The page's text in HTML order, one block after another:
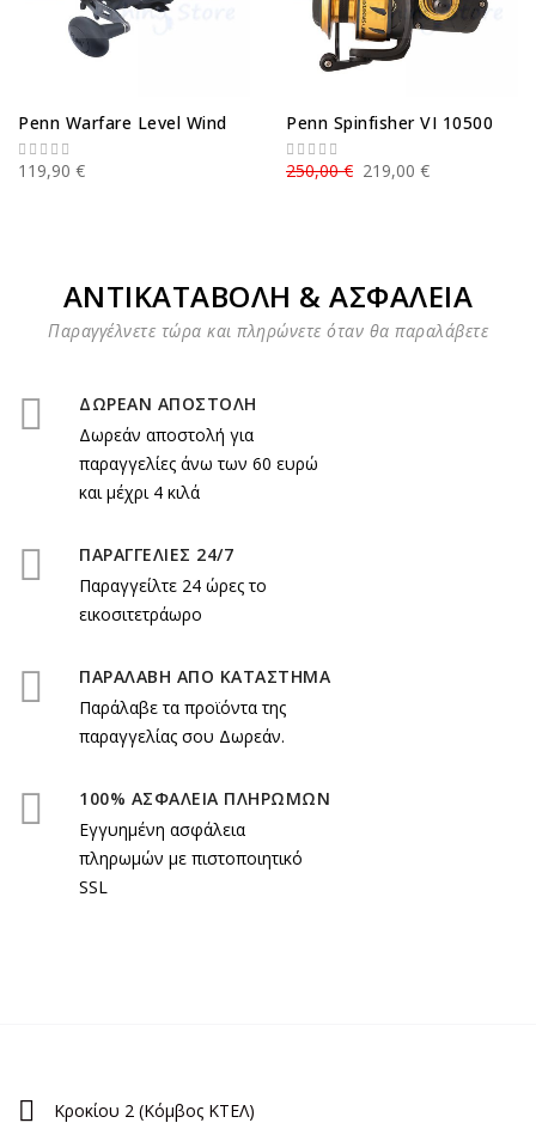
Penn Warfare Level Wind
119,90 €
Penn Spinfisher VΙ 10500
219,00 €
250,00 €
ΑΝΤΙΚΑΤΑΒΟΛΗ & ΑΣΦΑΛΕΙΑ
Παραγγέλνετε τώρα και πληρώνετε όταν θα παραλάβετε
ΔΩΡΕΑΝ ΑΠΟΣΤΟΛΗ
Δωρεάν αποστολή για
παραγγελίες άνω των 60 ευρώ
και μέχρι 4 κιλά
ΠΑΡΑΓΓΕΛΙΕΣ 24/7
Παραγγείλτε 24 ώρες το
εικοσιτετράωρο
ΠΑΡΑΛΑΒΗ ΑΠΟ ΚΑΤΑΣΤΗΜΑ
Παράλαβε τα προϊόντα της
παραγγελίας σου Δωρεάν.
100% ΑΣΦΑΛΕΙΑ ΠΛΗΡΩΜΩΝ
Εγγυημένη ασφάλεια
πληρωμών με πιστοποιητικό
SSL
Κροκίου 2 (Κόμβος ΚΤΕΛ)